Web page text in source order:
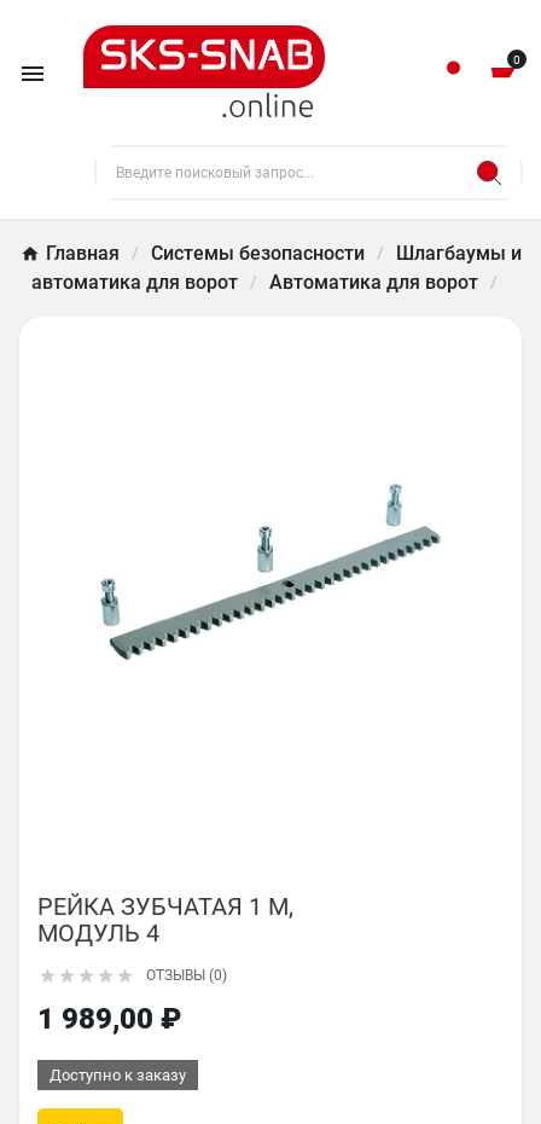
 0
Главная Системы безопасности
Шлагбаумы и
автоматика для ворот
Автоматика для ворот
РЕЙКА ЗУБЧАТАЯ 1 М,
МОДУЛЬ 4
     ОТЗЫВЫ (0)
1 989,00 ₽
Доступно к заказу